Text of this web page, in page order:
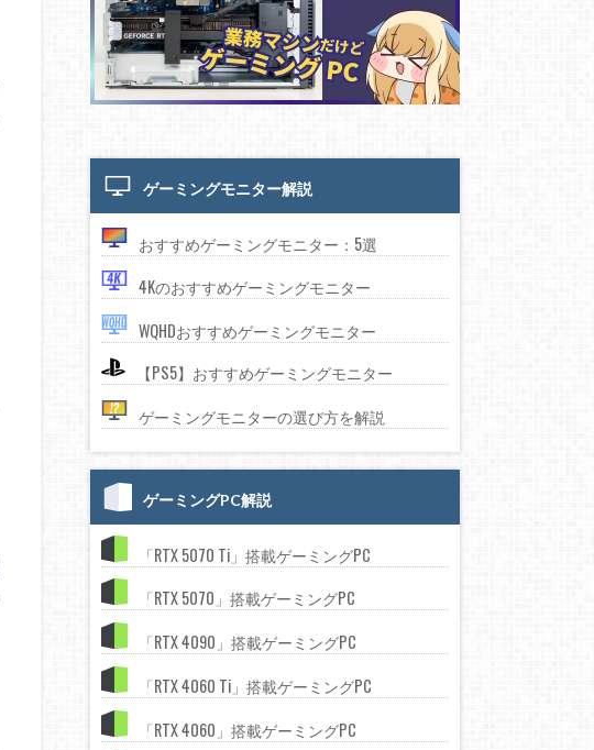
ゲーミングモニター解説
おすすめゲーミングモニター：5選
4Kのおすすめゲーミングモニター
WQHDおすすめゲーミングモニター
【PS5】おすすめゲーミングモニター
ゲーミングモニターの選び方を解説
ゲーミングPC解説
「RTX 5070 Ti」搭載ゲーミングPC
「RTX 5070」搭載ゲーミングPC
「RTX 4090」搭載ゲーミングPC
「RTX 4060 Ti」搭載ゲーミングPC
「RTX 4060」搭載ゲーミングPC